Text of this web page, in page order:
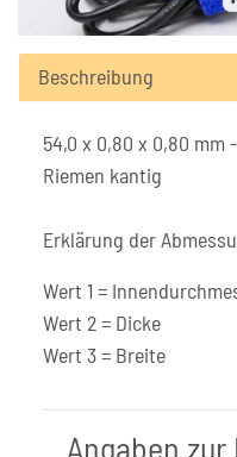
Beschreibung
54,0 x 0,80 x 0,80 mm
Riemen kantig
Erklärung der
Wert 1 =
Wert 2 = Dicke
Wert 3 = Breite
Angaben